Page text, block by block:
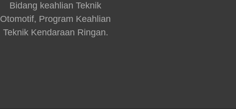
Bidang keahlian Teknik
Otomotif, Program Keahlian
Teknik Kendaraan Ringan.